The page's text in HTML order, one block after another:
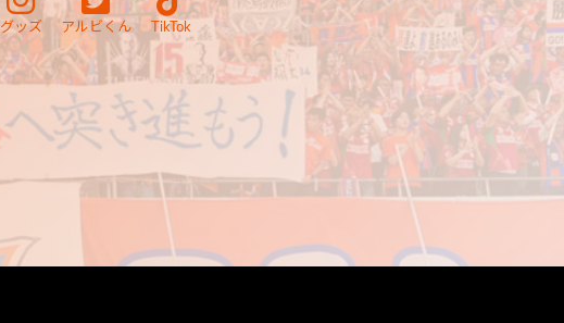
グッズ アルビくん TikTok